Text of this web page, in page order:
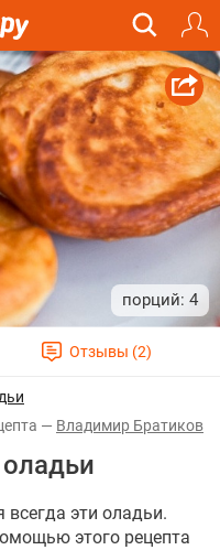
4
Владимир Братиков
эти оладьи.
этого рецепта